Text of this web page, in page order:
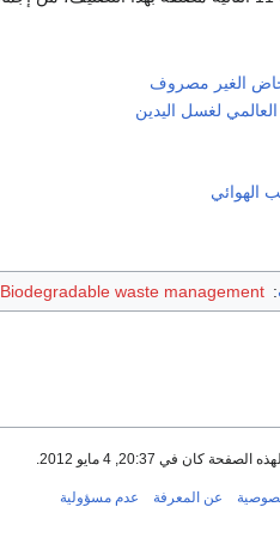
الغير مصروف
العالمي لغسل اليدين
الهوائي
:
Biodegradable waste management
كان في 20:37, 4 مايو 2012.
عن المعرفة عدم مسؤولية